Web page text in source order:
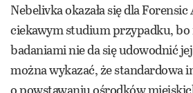
Nebelivka okazała się dla
ciekawym studium przypadku, bo
badaniami nie da się udowodnić
można wykazać, że standardowa